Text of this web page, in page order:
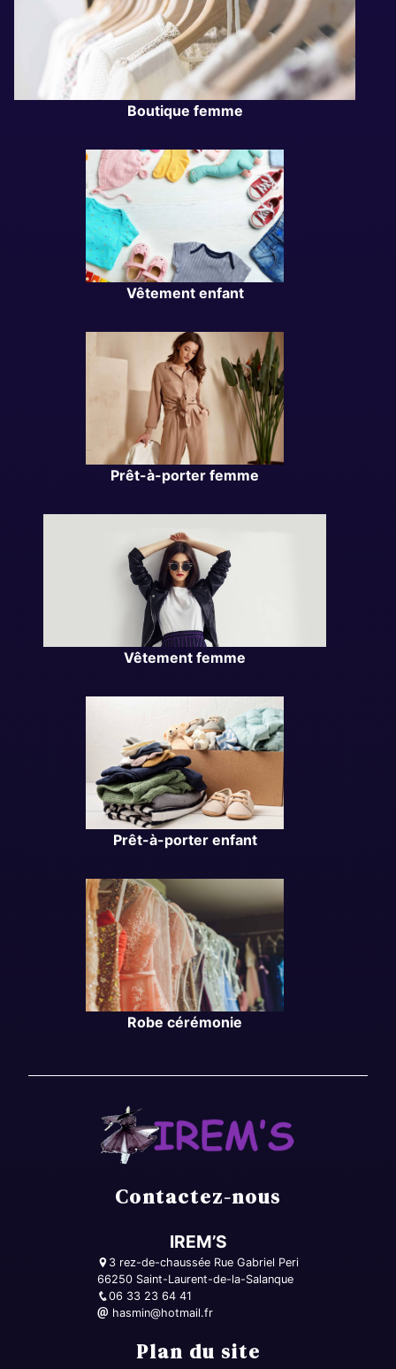
Boutique femme
Vêtement enfant
Prêt-à-porter femme
Vêtement femme
Prêt-à-porter enfant
Robe cérémonie
Contactez-nous
IREM’S
3 rez-de-chaussée Rue Gabriel Peri
66250 Saint-Laurent-de-la-Salanque
06 33 23 64 41
hasmin@hotmail.fr
Plan du site